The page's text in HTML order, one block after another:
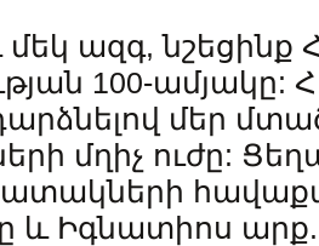
մեկ ազգ, նշեցինք
100-ամյակը:
մեր
մղիչ ուժը:
և Իգնատիոս արք.